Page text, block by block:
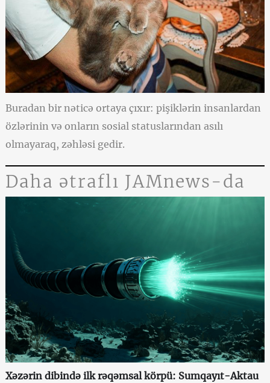
Buradan bir nəticə ortaya çıxır: pişiklərin insanlardan
özlərinin və onların sosial statuslarından asılı
olmayaraq, zəhləsi gedir.
Daha ətraflı JAMnews-da
Xəzərin dibində ilk rəqəmsal körpü: Sumqayıt-Aktau